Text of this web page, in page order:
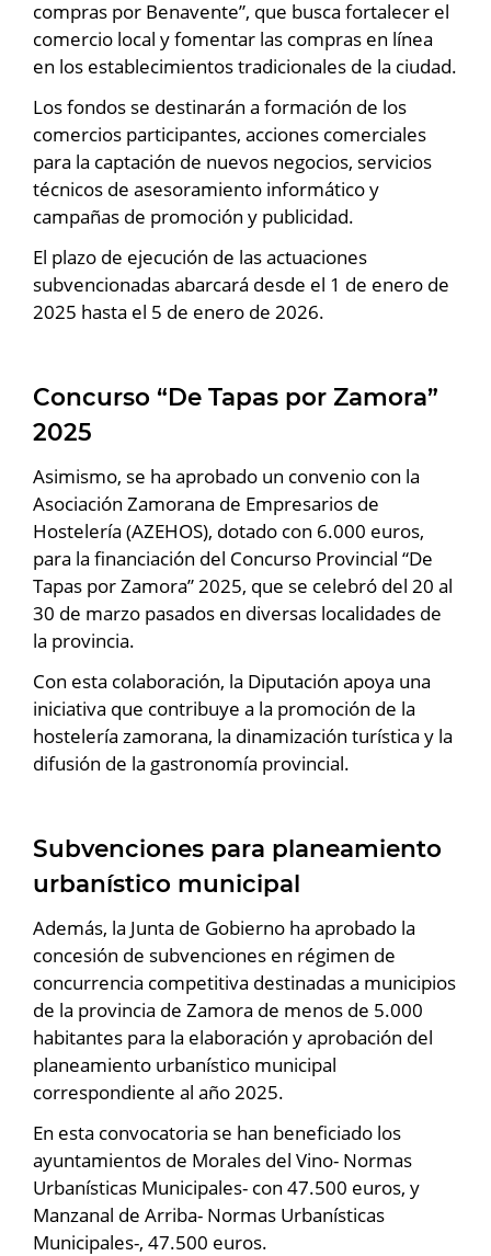
compras por Benavente”, que busca fortalecer el
comercio local y fomentar las compras en línea
en los establecimientos tradicionales de la ciudad.
Los fondos se destinarán a formación de los
comercios participantes, acciones comerciales
para la captación de nuevos negocios, servicios
técnicos de asesoramiento informático y
campañas de promoción y publicidad.
El plazo de ejecución de las actuaciones
subvencionadas abarcará desde el 1 de enero de
2025 hasta el 5 de enero de 2026.
Concurso “De Tapas por Zamora”
2025
Asimismo, se ha aprobado un convenio con la
Asociación Zamorana de Empresarios de
Hostelería (AZEHOS), dotado con 6.000 euros,
para la financiación del Concurso Provincial “De
Tapas por Zamora” 2025, que se celebró del 20 al
30 de marzo pasados en diversas localidades de
la provincia.
Con esta colaboración, la Diputación apoya una
iniciativa que contribuye a la promoción de la
hostelería zamorana, la dinamización turística y la
difusión de la gastronomía provincial.
Subvenciones para planeamiento
urbanístico municipal
Además, la Junta de Gobierno ha aprobado la
concesión de subvenciones en régimen de
concurrencia competitiva destinadas a municipios
de la provincia de Zamora de menos de 5.000
habitantes para la elaboración y aprobación del
planeamiento urbanístico municipal
correspondiente al año 2025.
En esta convocatoria se han beneficiado los
ayuntamientos de Morales del Vino- Normas
Urbanísticas Municipales- con 47.500 euros, y
Manzanal de Arriba- Normas Urbanísticas
Municipales-, 47.500 euros.